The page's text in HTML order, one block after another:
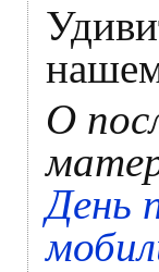
О
День